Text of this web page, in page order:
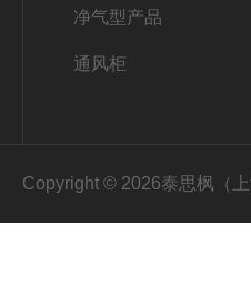
净气型产品
通风柜
Copyright © 2026泰思枫（